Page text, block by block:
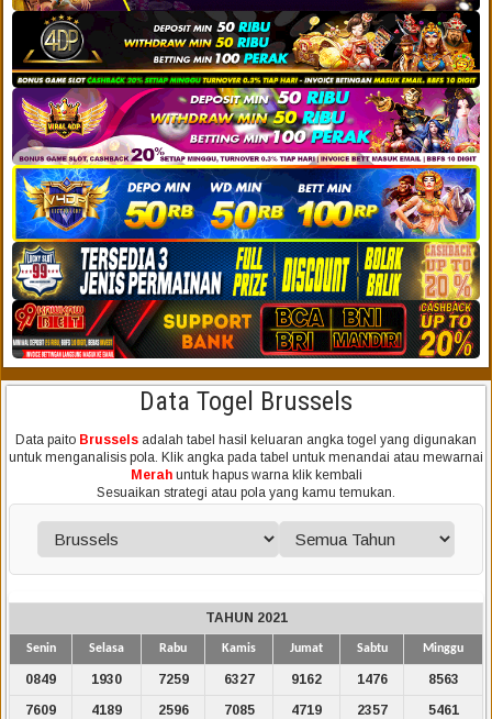
Data Togel Brussels
Data paito Brussels adalah tabel hasil keluaran angka togel yang digunakan
untuk menganalisis pola. Klik angka pada tabel untuk menandai atau mewarnai
Merahuntuk hapus warna klik kembali
Sesuaikan strategi atau pola yang kamu temukan.
TAHUN 2021
Senin Selasa Rabu Kamis Jumat Sabtu Minggu
0849 1930 7259 6327 9162 1476
8563
7609
4189 2596 7085 4719 2357
5461